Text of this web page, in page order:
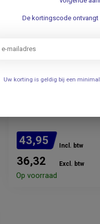
43,95 Incl. btw
36,32 Excl. btw
Op voorraad
De kortingscode ontvangt
Uw korting is geldig bij een